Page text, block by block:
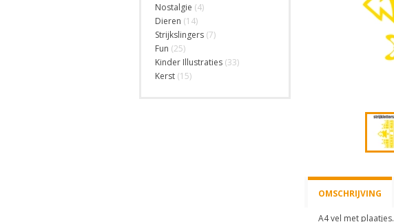
Nostalgie (4)
Dieren (14)
Strijkslingers (7)
Fun (25)
Kinder Illustraties (33)
Kerst (15)
OMSCHRIJVING
A4 vel met plaatjes.